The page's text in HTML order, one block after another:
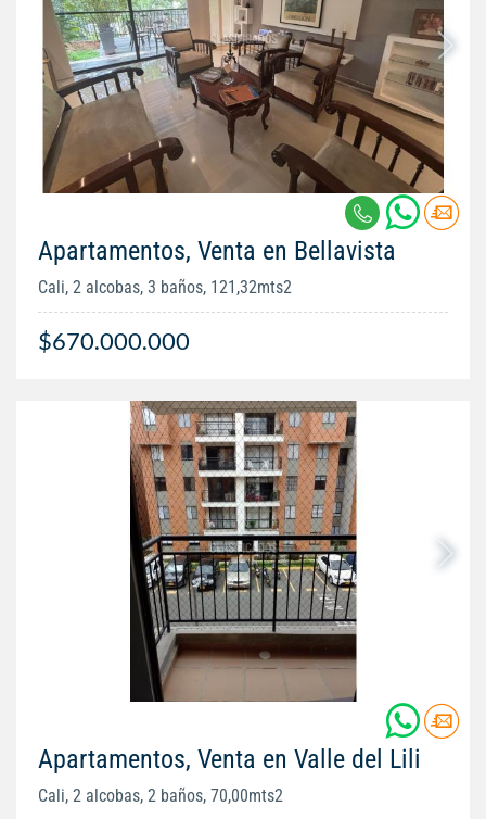
Apartamentos, Venta en Bellavista
Cali, 2 alcobas, 3 baños, 121,32mts2
$670.000.000
Apartamentos, Venta en Valle del Lili
Cali, 2 alcobas, 2 baños, 70,00mts2